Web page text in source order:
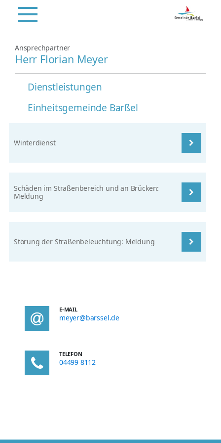
Ansprechpartner
Herr Florian Meyer
Dienstleistungen
Einheitsgemeinde Barßel
Winterdienst
Schäden im Straßenbereich und an Brücken:
Meldung
Störung der Straßenbeleuchtung: Meldung
E-MAIL
meyer@barssel.de
TELEFON
04499 8112